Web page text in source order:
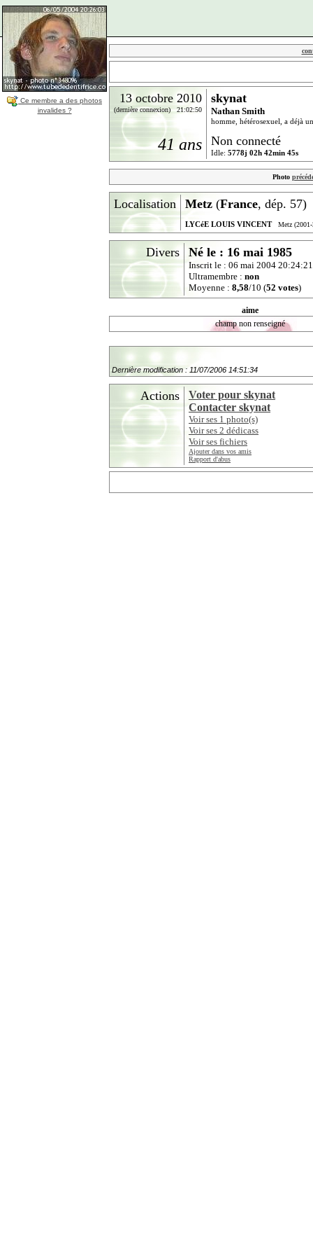
Ce membre a des photos
invalides ?
13 octobre 2010
(dernière connexion) 21:02:50
skynat
Nathan Smith
homme, hétérosexuel, a déjà
Non connecté
Idle: 5778j 02h 42min 45s
41 ans
Photo
Localisation Metz (France, dép. 57)
LYCéE LOUIS VINCENT Metz
Divers Né le : 16 mai 1985
Inscrit le : 06 mai 2004 20:24:21
Ultramembre : non
Moyenne : 8,58/10 (52 votes)
aime
champ non renseigné
Dernière modification : 11/07/2006 14:51:34
Actions
Voter pour skynat
Contacter skynat
Voir ses 1 photo(s)
Voir ses 2 dédicass
Voir ses fichiers
Ajouter dans vos amis
Rapport d'abus